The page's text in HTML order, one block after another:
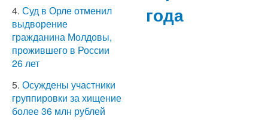
4. Суд в Орле отменил
выдворение
гражданина Молдовы,
прожившего в России
26 лет
5. Осуждены участники
группировки за хищение
более 36 млн рублей
года